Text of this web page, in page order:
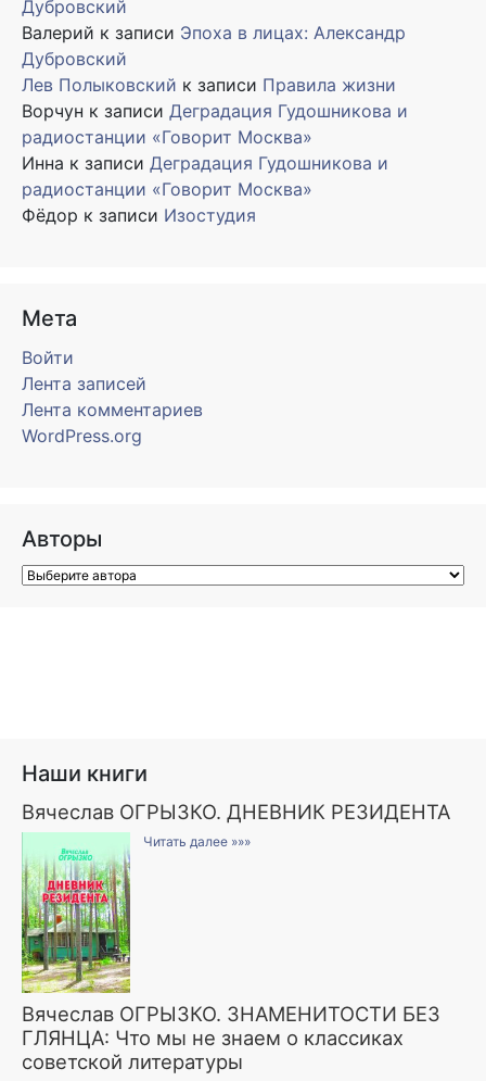
Дубровский
Валерий к записи Эпоха в лицах: Александр
Дубровский
Лев Полыковский к записи Правила жизни
Ворчун к записи Деградация Гудошникова и
радиостанции «Говорит Москва»
Инна к записи Деградация Гудошникова и
радиостанции «Говорит Москва»
Фёдор к записи Изостудия
Мета
Войти
Лента записей
Лента комментариев
WordPress.org
Авторы
Наши книги
Вячеслав ОГРЫЗКО. ДНЕВНИК РЕЗИДЕНТА
Читать далее »»»
Вячеслав ОГРЫЗКО. ЗНАМЕНИТОСТИ БЕЗ
ГЛЯНЦА: Что мы не знаем о классиках
советской литературы